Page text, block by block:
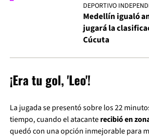
DEPORTIVO
Medellín igualó
jugará la
Cúcuta
¡Era tu gol, 'Leo'!
La jugada se presentó sobre los 22
tiempo, cuando el atacanterecibió en
quedó con una opción inmejorable para